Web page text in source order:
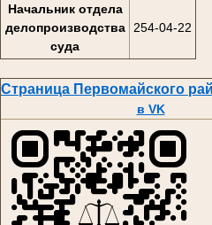
Начальник отдела
делопроизводства
суда
254-04-22
Страница Первомайского
в VK